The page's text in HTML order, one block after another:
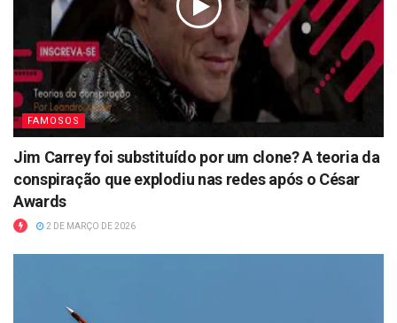
FAMOSOS
Jim Carrey foi substituído por um clone? A teoria da
conspiração que explodiu nas redes após o César
Awards
2 DE MARÇO DE 2026